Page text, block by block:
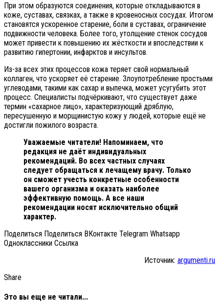
При этом образуются соединения, которые откладываются в
коже, суставах, связках, а также в кровеносных сосудах. Итогом
становятся ускоренное старение, боли в суставах, ограничение
подвижности человека. Более того, утолщение стенок сосудов
может привести к повышению их жёсткости и впоследствии к
развитию гипертонии, инфарктов и инсультов.
Из-за всех этих процессов кожа теряет свой нормальный
коллаген, что ускоряет её старение. Злоупотребление простыми
углеводами, такими как сахар и выпечка, может усугубить этот
процесс. Специалисты подчёркивают, что существует даже
термин «сахарное лицо», характеризующий дряблую,
пересушенную и морщинистую кожу у людей, которые ещё не
достигли пожилого возраста.
Уважаемые читатели! Напоминаем, что
редакция не даёт индивидуальных
рекомендаций. Во всех частных случаях
следует обращаться к лечащему врачу. Только
он сможет учесть конкретные особенности
вашего организма и оказать наиболее
эффективную помощь. А все наши
рекомендации носят исключительно общий
характер.
Поделиться Поделиться ВКонтакте Telegram Whatsapp
Одноклассники Cсылка
Источник: argumenti.ru
Share
Это вы еще не читали...